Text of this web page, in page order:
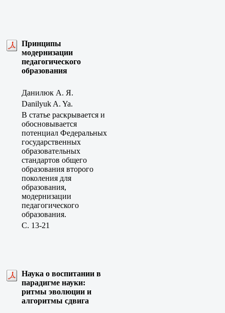
Принципы
модернизации
педагогического
образования
Данилюк А. Я.
Danilyuk A. Ya.
В статье раскрывается и
обосновывается
потенциал Федеральных
государственных
образовательных
стандартов общего
образования второго
поколения для
образования,
модернизации
педагогического
образования.
C. 13-21
Наука о воспитании в
парадигме науки:
ритмы эволюции и
алгоритмы сдвига